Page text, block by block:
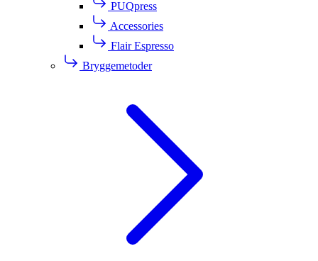
PUQpress
Accessories
Flair Espresso
Bryggemetoder